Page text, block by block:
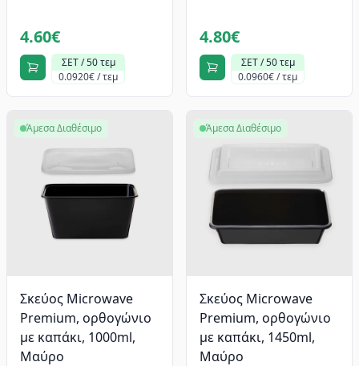
4.60€
ΣΕΤ / 50 τεμ
0.0920€ / τεμ
4.80€
ΣΕΤ / 50 τεμ
0.0960€ / τεμ
Σκεύος Microwave
Premium, oρθογώνιο
με καπάκι, 1000ml,
Mαύρο
Άμεσα Διαθέσιμο
Σκεύος Microwave
Premium, oρθογώνιο
με καπάκι, 1450ml,
Mαύρο
Άμεσα Διαθέσιμο